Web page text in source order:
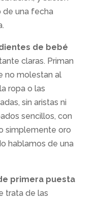
de una fecha
de bebé
claras. Priman
no molestan al
ropa o las
sin aristas ni
sencillos, con
simplemente oro
hablamos de una
primera puesta
trata de las